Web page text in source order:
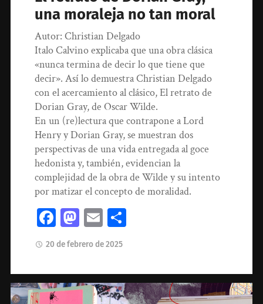
una moraleja no tan moral
Autor: Christian Delgado
Italo Calvino explicaba que una obra clásica
«nunca termina de decir lo que tiene que
decir». Así lo demuestra Christian Delgado
con el acercamiento al clásico, El retrato de
Dorian Gray, de Oscar Wilde.
En un (re)lectura que contrapone a Lord
Henry y Dorian Gray, se muestran dos
perspectivas de una vida entregada al goce
hedonista y, también, evidencian la
complejidad de la obra de Wilde y su intento
por matizar el concepto de moralidad.
Facebook
Mastodon
Email
20 de febrero de 2025